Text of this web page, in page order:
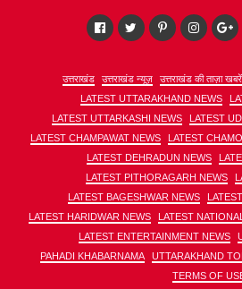
उत्तराखंड उत्तराखंड न्यूज़ उत्तराखंड की ताज़ा खबरें
LATEST UTTARAKHAND NEWS
LATEST UTTARKASHI NEWS
LATEST
LATEST CHAMPAWAT NEWS
LATEST
LATEST DEHRADUN NEWS
LATEST PITHORAGARH NEWS
LATEST BAGESHWAR NEWS
LATEST HARIDWAR NEWS
LATEST
LATEST ENTERTAINMENT NEWS
PAHADI KHABARNAMA
UTTARAKHAND
TERMS OF